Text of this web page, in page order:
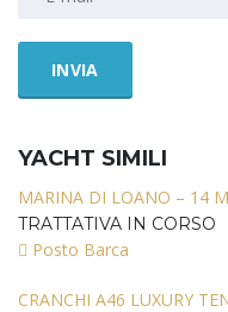
YACHT SIMILI
MARINA DI LOANO – 14
TRATTATIVA IN CORSO
Posto Barca
CRANCHI A46 LUXURY